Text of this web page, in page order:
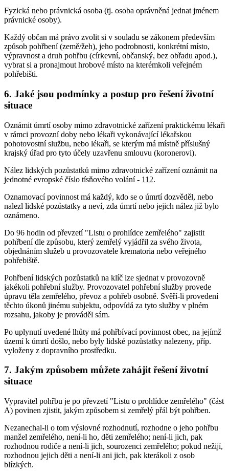
Fyzická nebo právnická osoba (tj. osoba oprávněná jednat jménem
právnické osoby).
Každý občan má právo zvolit si v souladu se zákonem především
způsob pohřbení (země/žeh), jeho podrobnosti, konkrétní místo,
výpravnost a druh pohřbu (církevní, občanský, bez obřadu apod.),
vybrat si a pronajmout hrobové místo na kterémkoli veřejném
pohřebišti.
6. Jaké jsou podmínky a postup pro řešení životní
situace
Oznámit úmrtí osoby mimo zdravotnické zařízení praktickému lékaři
v rámci provozní doby nebo lékaři vykonávající lékařskou
pohotovostní službu, nebo lékaři, se kterým má místně příslušný
krajský úřad pro tyto účely uzavřenu smlouvu (koronerovi).
Nález lidských pozůstatků mimo zdravotnické zařízení oznámit na
jednotné evropské číslo tísňového volání - 112.
Oznamovací povinnost má každý, kdo se o úmrtí dozvěděl, nebo
nalezl lidské pozůstatky a neví, zda úmrtí nebo jejich nález již bylo
oznámeno.
Do 96 hodin od převzetí "Listu o prohlídce zemřelého" zajistit
pohřbení dle způsobu, který zemřelý vyjádřil za svého života,
objednáním služeb u provozovatele krematoria nebo veřejného
pohřebiště.
Pohřbení lidských pozůstatků na klíč lze sjednat v provozovně
jakékoli pohřební služby. Provozovatel pohřební služby provede
úpravu těla zemřelého, převoz a pohřeb osobně. Svěří-li provedení
těchto úkonů jinému subjektu, odpovídá za tyto služby v plném
rozsahu, jakoby je prováděl sám.
Po uplynutí uvedené lhůty má pohřbívací povinnost obec, na jejímž
území k úmrtí došlo, nebo byly lidské pozůstatky nalezeny, příp.
vyloženy z dopravního prostředku.
7. Jakým způsobem můžete zahájit řešení životní
situace
Vypravitel pohřbu je po převzetí "Listu o prohlídce zemřelého" (část
A) povinen zjistit, jakým způsobem si zemřelý přál být pohřben.
Nezanechal-li o tom výslovné rozhodnutí, rozhodne o jeho pohřbu
manžel zemřelého, není-li ho, děti zemřelého; není-li jich, pak
rozhodnou rodiče a není-li jich, sourozenci zemřelého; pokud nežijí,
rozhodnou jejich děti a není-li ani jich, pak kterákoli z osob
blízkých.